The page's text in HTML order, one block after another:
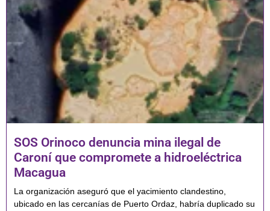
SOS Orinoco denuncia mina ilegal de
Caroní que compromete a hidroeléctrica
Macagua
La organización aseguró que el yacimiento clandestino,
ubicado en las cercanías de Puerto Ordaz, habría duplicado su